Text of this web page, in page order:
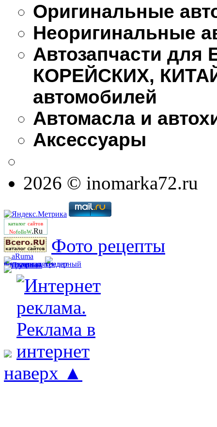
Оригинальные
Неоригинальные
Автозапчасти
КОРЕЙСКИХ,
автомобилей
Автомасла и
Аксессуары
2026 © inomarka72.ru
каталог сайтов
NofolloW.Ru
Фото рецепты
наверх ▲